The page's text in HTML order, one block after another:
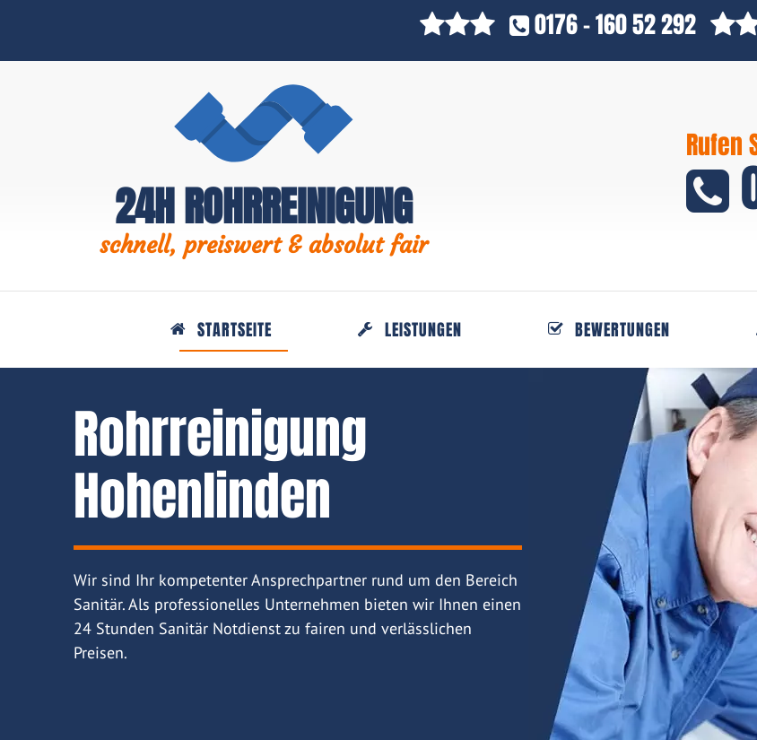
0176 - 160 52 292
Rufen
24H ROHRREINIGUNG
schnell, preiswert & absolut fair
STARTSEITE LEISTUNGEN BEWERTUNGEN
Rohrreinigung
Hohenlinden
Wir sind Ihr kompetenter Ansprechpartner rund um den Bereich
Sanitär. Als professionelles Unternehmen bieten wir Ihnen einen
24 Stunden Sanitär Notdienst zu fairen und verlässlichen
Preisen.